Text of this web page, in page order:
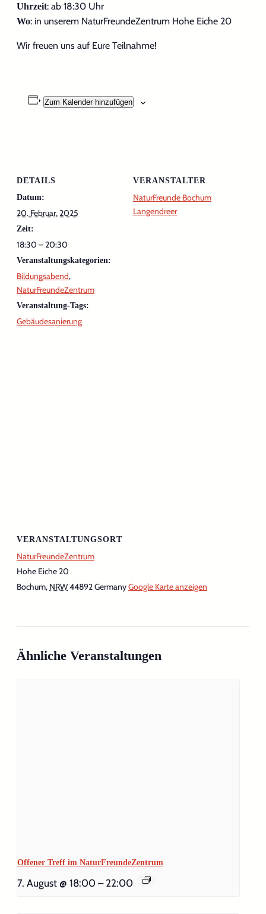
Uhrzeit: ab 18:30 Uhr
Wo: in unserem NaturFreundeZentrum Hohe Eiche 20
Wir freuen uns auf Eure Teilnahme!
Zum Kalender hinzufügen
DETAILS
Datum:
20. Februar, 2025
Zeit:
18:30 – 20:30
Veranstaltungskategorien:
Bildungsabend,
NaturFreundeZentrum
Veranstaltung-Tags:
Gebäudesanierung
VERANSTALTER
NaturFreunde Bochum
Langendreer
VERANSTALTUNGSORT
NaturFreundeZentrum
Hohe Eiche 20
Bochum, NRW44892GermanyGoogle Karte anzeigen
Ähnliche Veranstaltungen
Offener Treff im NaturFreundeZentrum
7. August @ 18:00 – 22:00